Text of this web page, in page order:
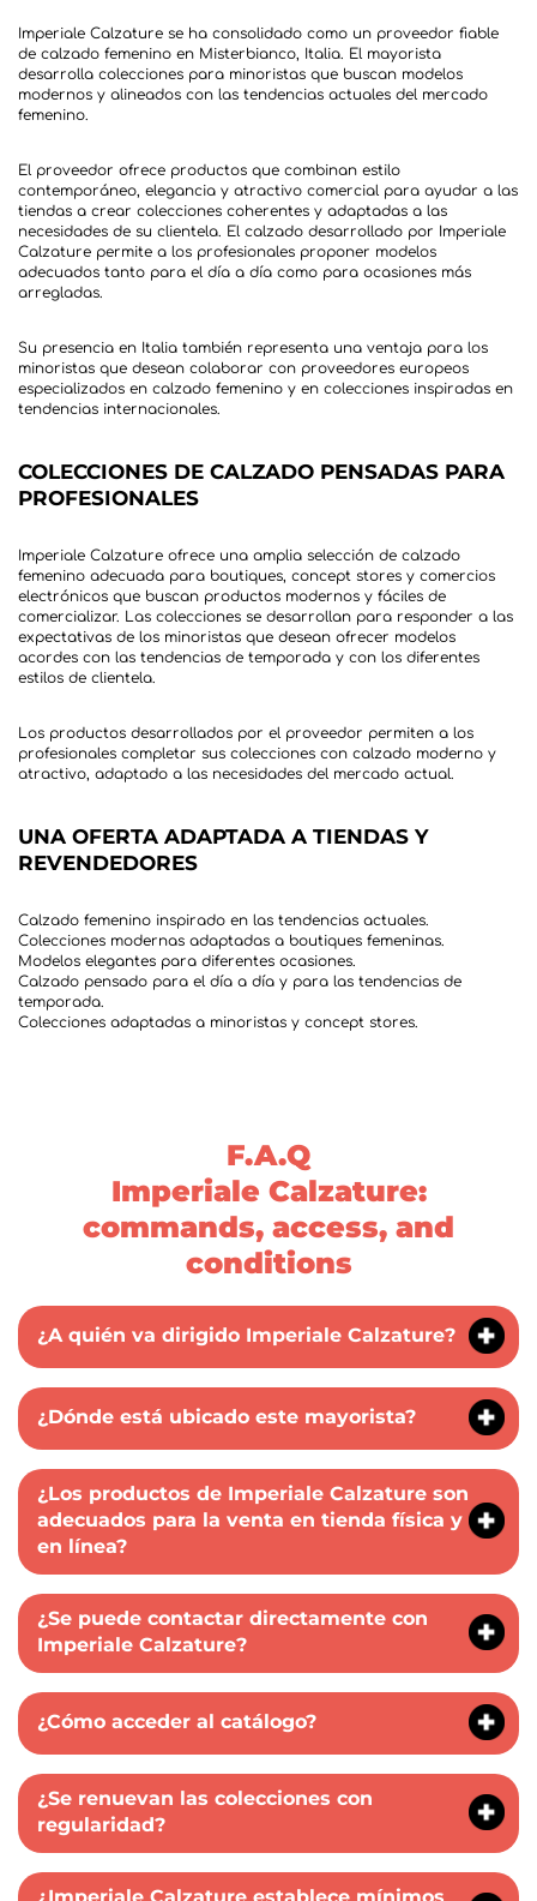
Imperiale Calzature se ha consolidado como un proveedor fiable
de calzado femenino en Misterbianco, Italia. El mayorista
desarrolla colecciones para minoristas que buscan modelos
modernos y alineados con las tendencias actuales del mercado
El proveedor ofrece productos que combinan estilo
contemporáneo, elegancia y atractivo comercial para ayudar a las
tiendas a crear colecciones coherentes y adaptadas a las
necesidades de su clientela. El calzado desarrollado por Imperiale
Calzature permite a los profesionales proponer modelos
adecuados tanto para el día a día como para ocasiones más
Su presencia en Italia también representa una ventaja para los
minoristas que desean colaborar con proveedores europeos
especializados en calzado femenino y en colecciones inspiradas en
COLECCIONES DE CALZADO PENSADAS PARA
PROFESIONALES
Imperiale Calzature ofrece una amplia selección de calzado
femenino adecuada para boutiques, concept stores y comercios
electrónicos que buscan productos modernos y fáciles de
comercializar. Las colecciones se desarrollan para responder a las
expectativas de los minoristas que desean ofrecer modelos
acordes con las tendencias de temporada y con los diferentes
Los productos desarrollados por el proveedor permiten a los
profesionales completar sus colecciones con calzado moderno y
UNA OFERTA ADAPTADA A TIENDAS Y
REVENDEDORES
Calzado femenino inspirado en las tendencias actuales.
Colecciones modernas adaptadas a boutiques femeninas.
Modelos elegantes para diferentes ocasiones.
Calzado pensado para el día a día y para las tendencias de
temporada.
F.A.Q
Imperiale Calzature:
commands, access, and
¿A quién va dirigido Imperiale Calzature?
¿Dónde está ubicado este mayorista?
¿Los productos de Imperiale Calzature son
adecuados para la venta en tienda física y
en línea?
¿Se puede contactar directamente con
Imperiale Calzature?
¿Cómo acceder al catálogo?
¿Se renuevan las colecciones con
regularidad?